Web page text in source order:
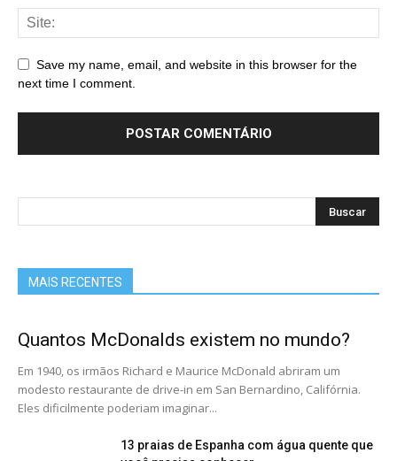
Save my name, email, and website in this browser for the
next time I comment.
MAIS RECENTES
Quantos McDonalds existem no mundo?
Em 1940, os irmãos Richard e Maurice McDonald abriram um
modesto restaurante de drive-in em San Bernardino, Califórnia.
Eles dificilmente poderiam imaginar...
13 praias de Espanha com água quente que